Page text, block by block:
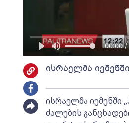
00:00 /
ისრაელმა
ისრაელმა იემენში
ძალების